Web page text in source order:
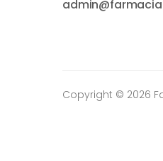
Copyright © 2026